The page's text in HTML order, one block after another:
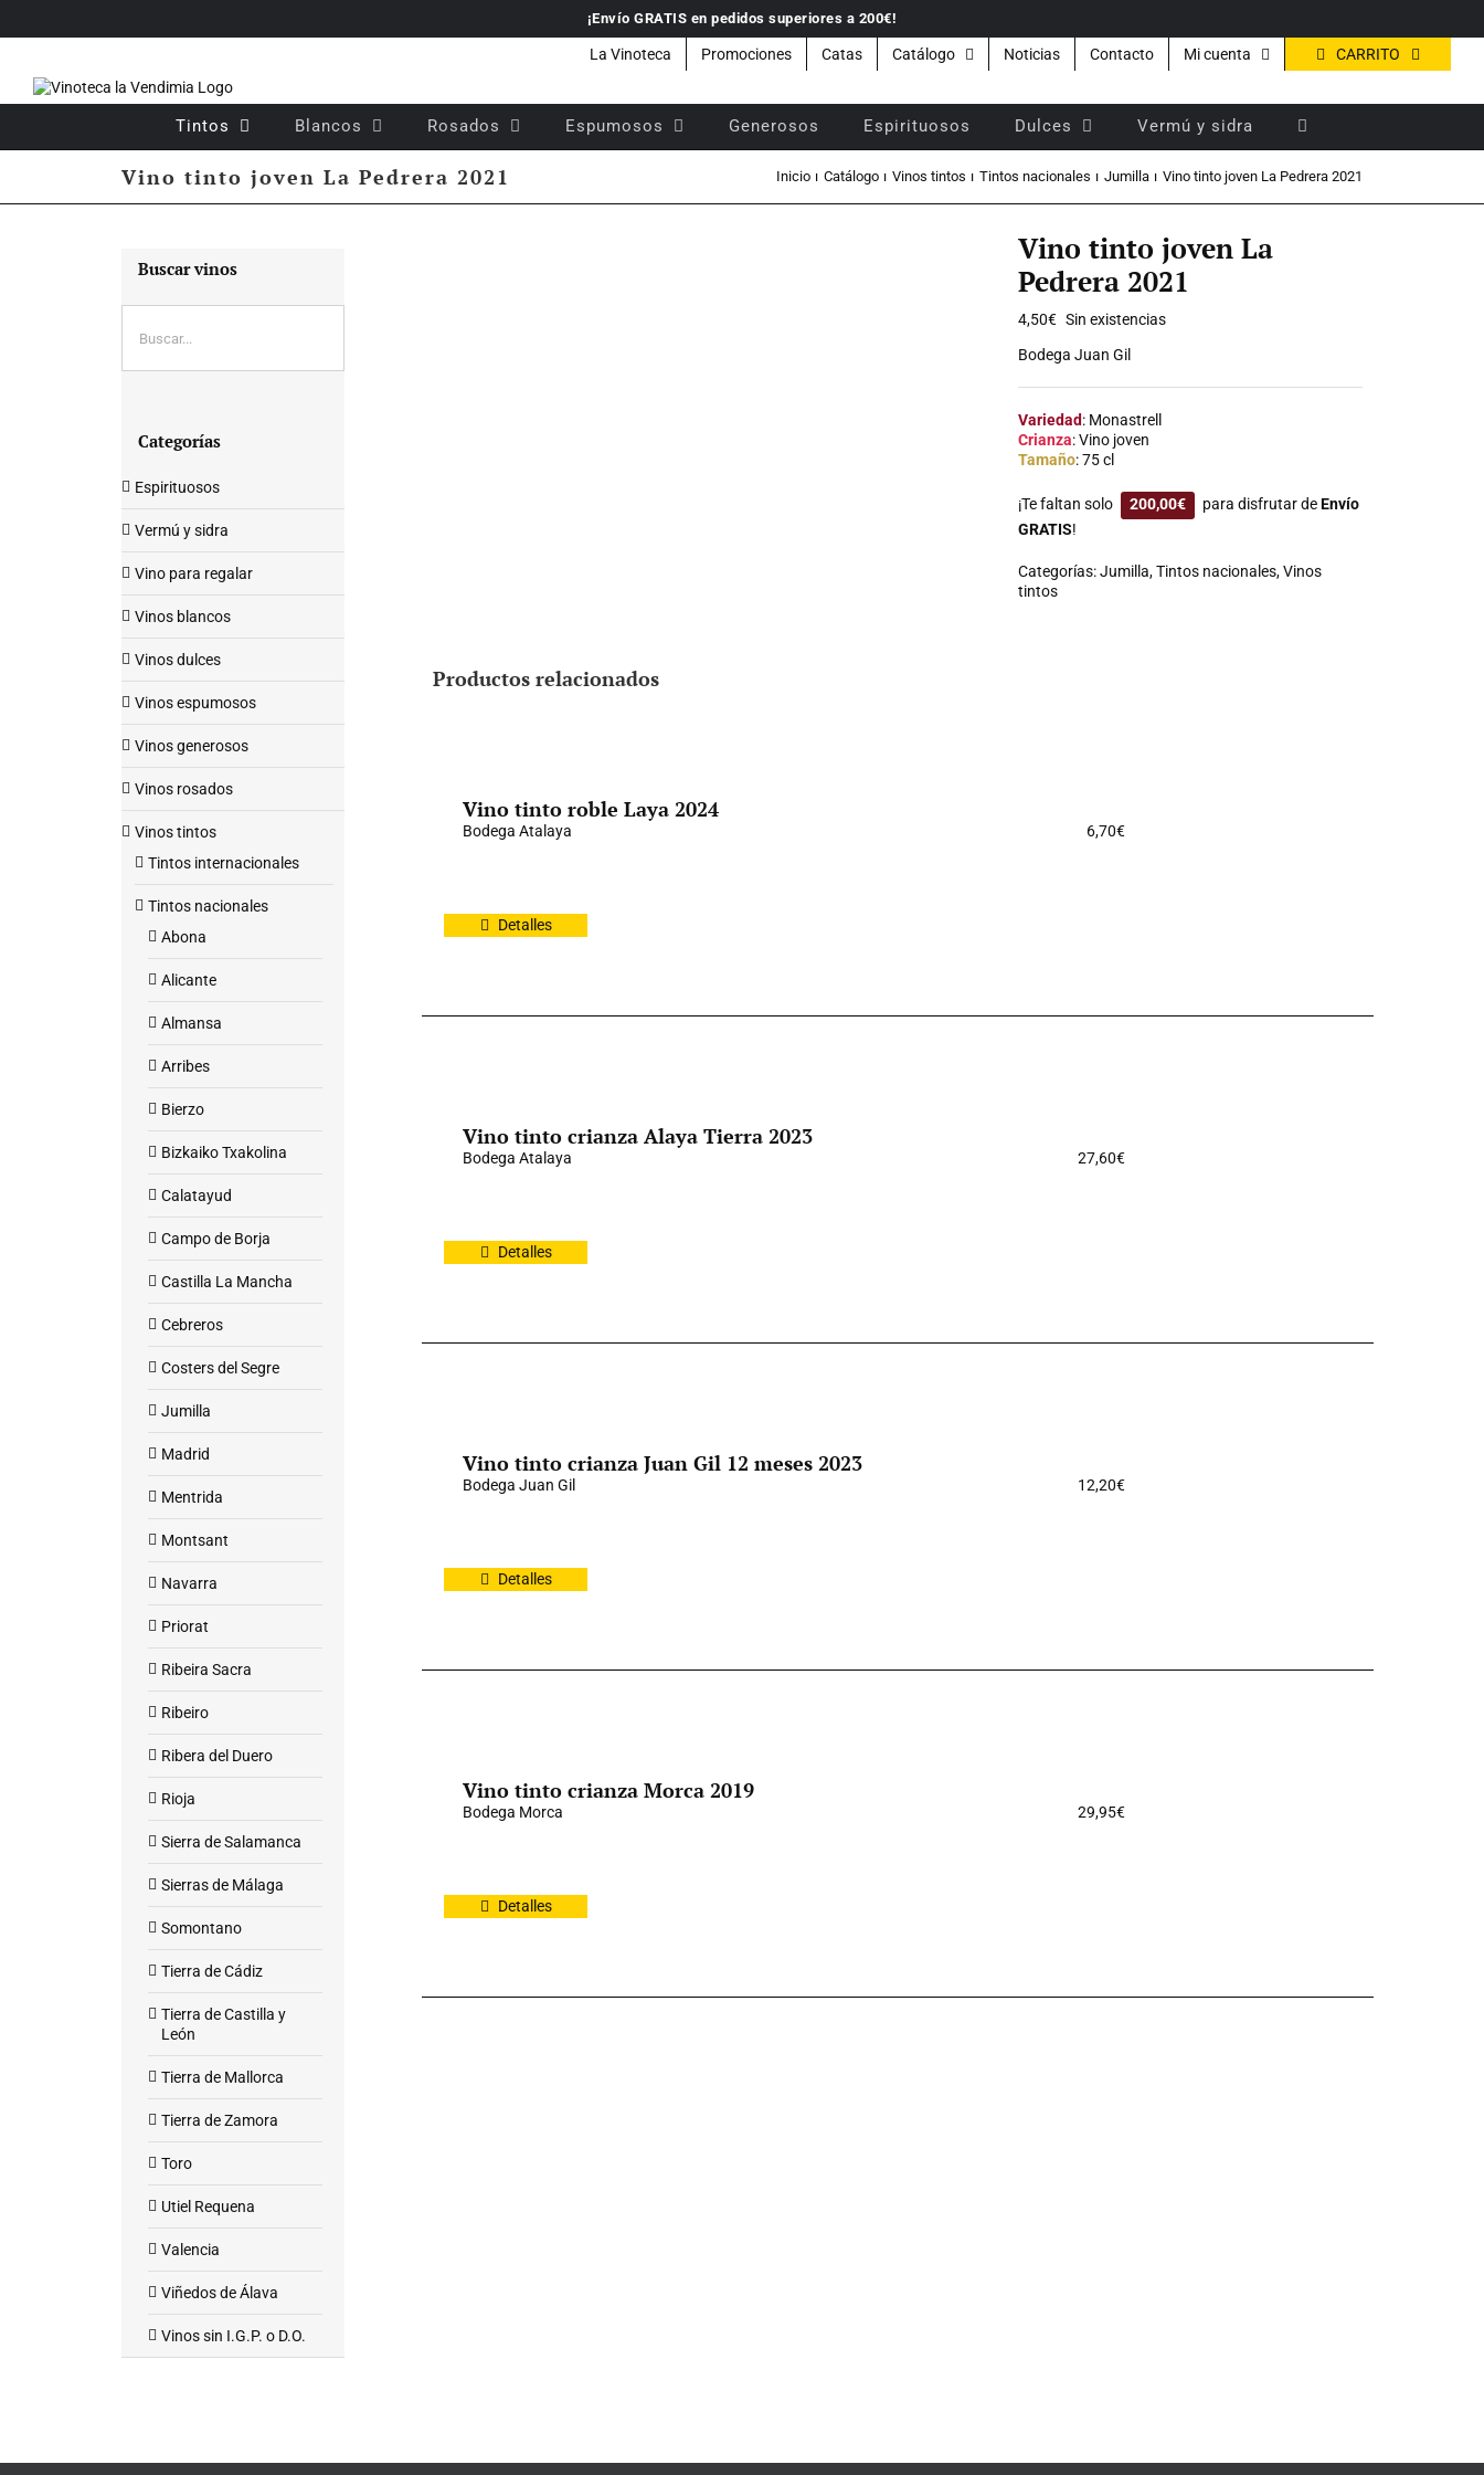
¡Envío GRATIS en pedidos superiores a 200€!
La Vinoteca Promociones Catas Catálogo Noticias Contacto Mi cuenta CARRITO
Tintos Blancos Rosados Espumosos Generosos Espirituosos Dulces Vermú y sidra
Vino tinto joven La Pedrera 2021 Inicio Catálogo Vinos tintos Tintos nacionales Jumilla Vino tinto joven La Pedrera 2021
Vino tinto joven La
Pedrera 2021
4,50€ Sin existencias
Bodega Juan Gil
Variedad: Monastrell
Crianza: Vino joven
Tamaño: 75 cl
¡Te faltan solo 200,00€ para disfrutar deEnvío
GRATIS!
Categorías:Jumilla,Tintos nacionales,Vinos
tintos
Productos relacionados
Vino tinto roble Laya 2024
Bodega Atalaya 6,70€
Detalles
Vino tinto crianza Alaya Tierra 2023
Bodega Atalaya 27,60€
Detalles
Vino tinto crianza Juan Gil 12 meses 2023
Bodega Juan Gil 12,20€
Detalles
Vino tinto crianza Morca 2019
Bodega Morca 29,95€
Detalles
Buscar vinos
Categorías
Espirituosos
Vermú y sidra
Vino para regalar
Vinos blancos
Vinos dulces
Vinos espumosos
Vinos generosos
Vinos rosados
Vinos tintos
Tintos internacionales
Tintos nacionales
Abona
Alicante
Almansa
Arribes
Bierzo
Bizkaiko Txakolina
Calatayud
Campo de Borja
Castilla La Mancha
Cebreros
Costers del Segre
Jumilla
Madrid
Mentrida
Montsant
Navarra
Priorat
Ribeira Sacra
Ribeiro
Ribera del Duero
Rioja
Sierra de Salamanca
Sierras de Málaga
Somontano
Tierra de Cádiz
Tierra de Castilla y
León
Tierra de Mallorca
Tierra de Zamora
Toro
Utiel Requena
Valencia
Viñedos de Álava
Vinos sin I.G.P. o D.O.